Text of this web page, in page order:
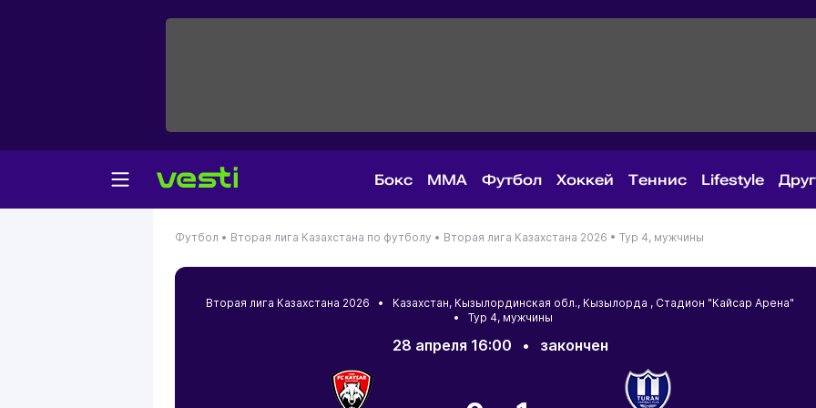
Бокс MMA Футбол Хоккей Теннис Lifestyle
Футбол • Вторая лига Казахстана по футболу • Вторая лига Казахстана 2026 • Тур 4, мужчины
Вторая лига Казахстана 2026 • Казахстан, Кызылординская обл., Кызылорда , Стадион "Кайсар Арена"
• Тур 4, мужчины
28 апреля 16:00 • закончен